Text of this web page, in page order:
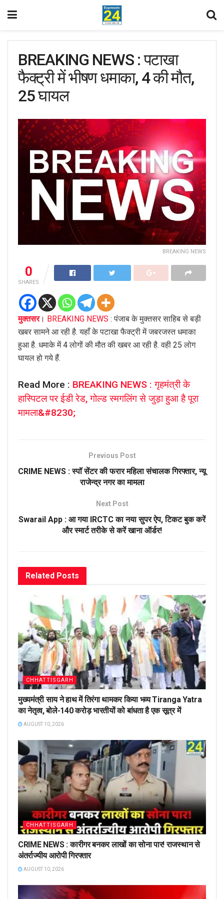
BREAKING NEWS : पटाखा
फैक्ट्री में भीषण धमाका, 4 की मौत,
25 घायल
BREAKING NEWS
0
SHARES
मुक्तसर। BREAKING NEWS : पंजाब के मुक्तसर साहिब से बड़ी
खबर सामने आ रही है. यहाँ के पटाखा फैक्ट्री में जबरजस्त धमाका
हुआ है. धमाके में 4 लोगों की मौत की खबर आ रही है. वही 25 लोग
घायल हो गये हैं.
Read More : BREAKING NEWS : गृहमंत्री के
हास्पिटल पर ईडी रेड, गोल्ड स्मगलिंग से जुड़ा हुआ है पूरा
मामला&#8230;
Previous Post
CRIME NEWS : स्पॉ सेंटर की फरार महिला संचालक गिरफ्तार, न्यू
राजेन्द्र नगर का मामला
Next Post
Swarail App : आ गया IRCTC का नया सुपर ऐप, टिकट बुक करें
और स्मार्ट तरीके से करें खाना ऑर्डर!
Related Posts
CHHATTISGARH
मुख्यमंत्री साय ने हाथ में तिरंगा थामकर किया भव्य Tiranga Yatra
का नेतृत्व, बोले-140 करोड़ भारतीयों को बांधता है एक सूत्र में
AUGUST 10, 2026
CHHATTISGARH
CRIME NEWS : कारीगर बनकर लाखों का सोना पार! राजस्थान से
अंतर्राज्यीय आरोपी गिरफ्तार
AUGUST 10, 2026